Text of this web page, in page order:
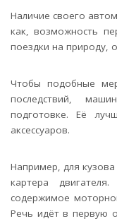
Наличие своего
как, возможность
поездки на природу,
Чтобы подобные
последствий,
подготовке. Её
аксессуаров.
Например, для
картера
содержимое
Речь идёт в первую